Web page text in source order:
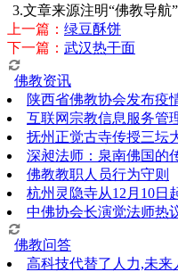
3.文章来源注明“佛教导航
上一篇： 绿豆酥饼
下一篇： 武汉热干面
佛教资讯
陕西省佛教协会发布疫
互联网宗教信息服务管
抚州正觉古寺传授三坛
深昶法师：泉南佛国的
佛教教职人员行为守则
杭州灵隐寺从12月10日
中佛协会长演觉法师热
佛教问答
高科技代替了人力,未来